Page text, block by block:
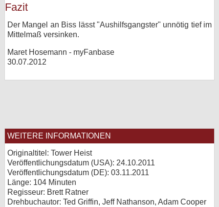
Fazit
Der Mangel an Biss lässt "Aushilfsgangster" unnötig tief im
Mittelmaß versinken.
Maret Hosemann - myFanbase
30.07.2012
WEITERE INFORMATIONEN
Originaltitel: Tower Heist
Veröffentlichungsdatum (USA): 24.10.2011
Veröffentlichungsdatum (DE): 03.11.2011
Länge: 104 Minuten
Regisseur: Brett Ratner
Drehbuchautor: Ted Griffin, Jeff Nathanson, Adam Cooper